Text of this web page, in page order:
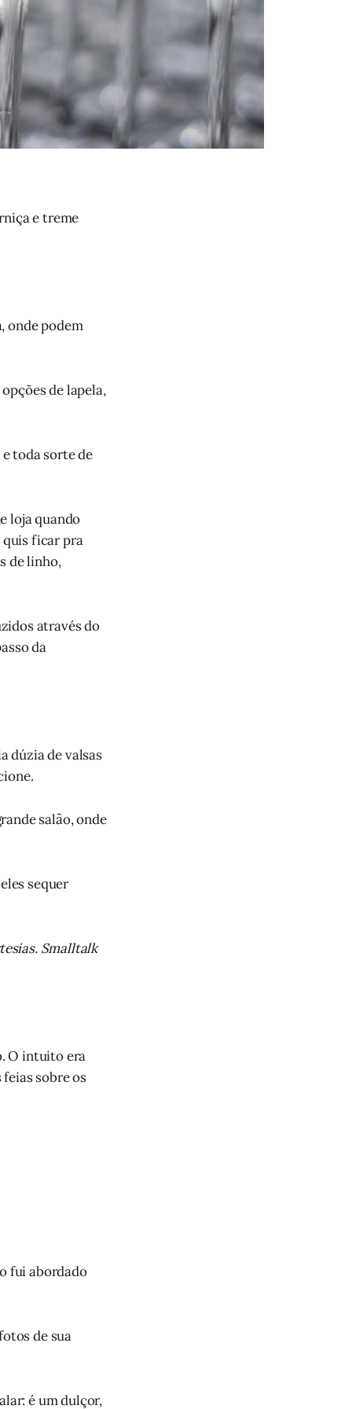
e treme
onde podem
de lapela,
toda sorte de
loja quando
quis ficar pra
de linho,
através do
da
dúzia de valsas
salão, onde
sequer
Smalltalk
O intuito era
sobre os
fui abordado
de sua
é um dulçor,